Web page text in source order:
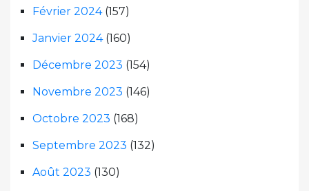
Février 2024(157)
Janvier 2024(160)
Décembre 2023 (154)
Novembre 2023 (146)
Octobre 2023 (168)
Septembre 2023 (132)
Août 2023 (130)